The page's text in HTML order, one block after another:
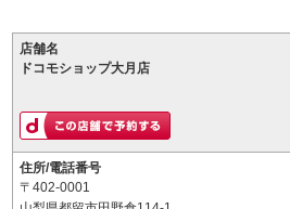
店舗名
ドコモショップ大月店
住所/電話番号
〒402-0001